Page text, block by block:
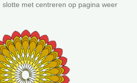
met centreren op pagina weer